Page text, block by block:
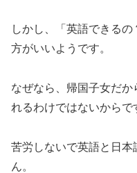
しかし、「英語できる
方がいいようです。
なぜなら、帰国子女だ
れるわけではないからで
苦労しないで英語と日
ん。